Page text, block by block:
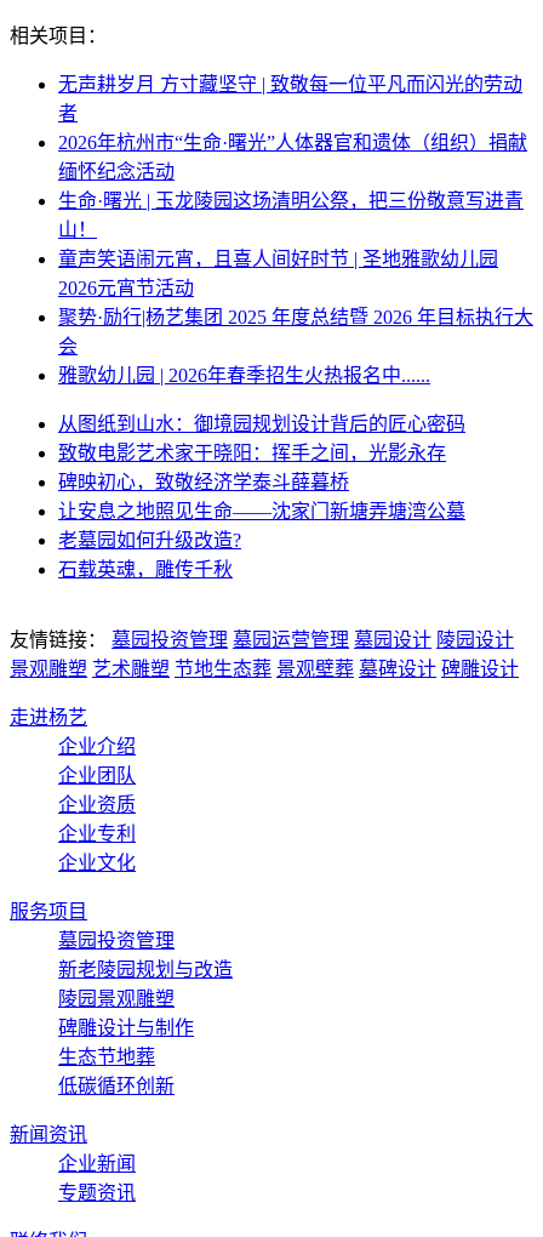
相关项目：
无声耕岁月 方寸藏坚守 | 致敬每一位平凡而闪光的劳动
者
2026年杭州市“生命·曙光”人体器官和遗体（组织）捐献
缅怀纪念活动
生命·曙光 | 玉龙陵园这场清明公祭，把三份敬意写进青
山！
童声笑语闹元宵，且喜人间好时节 | 圣地雅歌幼儿园
2026元宵节活动
聚势·励行|杨艺集团 2025 年度总结暨 2026 年目标执行大
会
雅歌幼儿园 | 2026年春季招生火热报名中......
从图纸到山水：御境园规划设计背后的匠心密码
致敬电影艺术家于晓阳：挥手之间，光影永存
碑映初心，致敬经济学泰斗薛暮桥
让安息之地照见生命——沈家门新塘弄塘湾公墓
老墓园如何升级改造?
石载英魂，雕传千秋
友情链接： 墓园投资管理 墓园运营管理 墓园设计 陵园设计
景观雕塑 艺术雕塑 节地生态葬 景观壁葬 墓碑设计 碑雕设计
走进杨艺
企业介绍
企业团队
企业资质
企业专利
企业文化
服务项目
墓园投资管理
新老陵园规划与改造
陵园景观雕塑
碑雕设计与制作
生态节地葬
低碳循环创新
新闻资讯
企业新闻
专题资讯